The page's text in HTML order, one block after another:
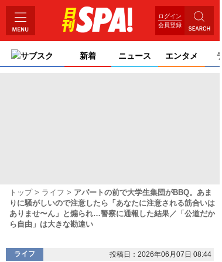
ログイン
会員登録
サブスク 新着 ニュース エンタメ
トップ ライフ
アパートの前で大学生集団がBBQ。あま
りに騒がしいので注意したら「あなたに注意される筋合いは
ありませ〜ん」と煽られ…警察に通報した結果／「公道だか
ら自由」は大きな勘違い
ライフ 投稿日：2026年06月07日 08:44